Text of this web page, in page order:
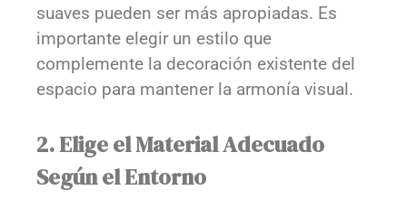
suaves pueden ser más apropiadas. Es
importante elegir un estilo que
complemente la decoración existente del
espacio para mantener la armonía visual.
2. Elige el Material Adecuado
Según el Entorno